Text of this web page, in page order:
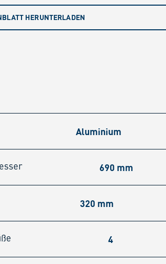
HERUNTERLADEN
Aluminium
690 mm
320 mm
4